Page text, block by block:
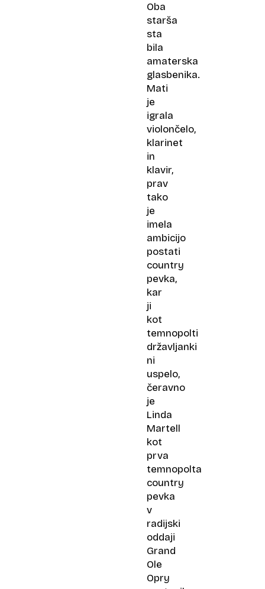
Oba
starša
sta
bila
amaterska
glasbenika.
Mati
je
igrala
violončelo,
klarinet
in
klavir,
prav
tako
je
imela
ambicijo
postati
country
pevka,
kar
ji
kot
temnopolti
državljanki
ni
uspelo,
čeravno
je
Linda
Martell
kot
prva
temnopolta
country
pevka
v
radijski
oddaji
Grand
Ole
Opry